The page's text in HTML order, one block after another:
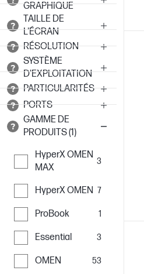
GRAPHIQUE
TAILLE DE
L'ÉCRAN
RÉSOLUTION
SYSTÈME
D'EXPLOITATION
PARTICULARITÉS
PORTS
GAMME DE
PRODUITS (1)
HyperX OMEN
MAX
3
HyperX OMEN 7
ProBook 1
Essential 3
OMEN 53